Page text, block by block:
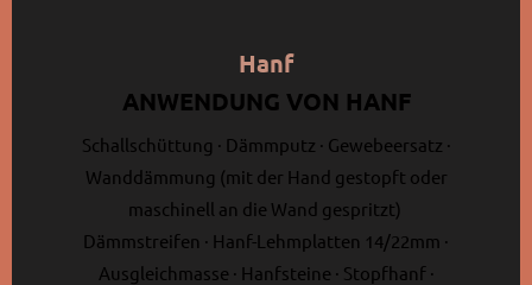
Hanf
ANWENDUNG VON HANF
Schallschüttung · Dämmputz · Gewebeersatz ·
Wanddämmung (mit der Hand gestopft oder
maschinell an die Wand gespritzt)
Dämmstreifen · Hanf-Lehmplatten 14/22mm ·
Ausgleichmasse · Hanfsteine · Stopfhanf ·